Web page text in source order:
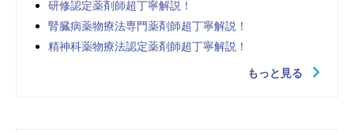
研修認定薬剤師超丁寧解説！
腎臓病薬物療法専門薬剤師超丁寧解説！
精神科薬物療法認定薬剤師超丁寧解説！
もっと見る